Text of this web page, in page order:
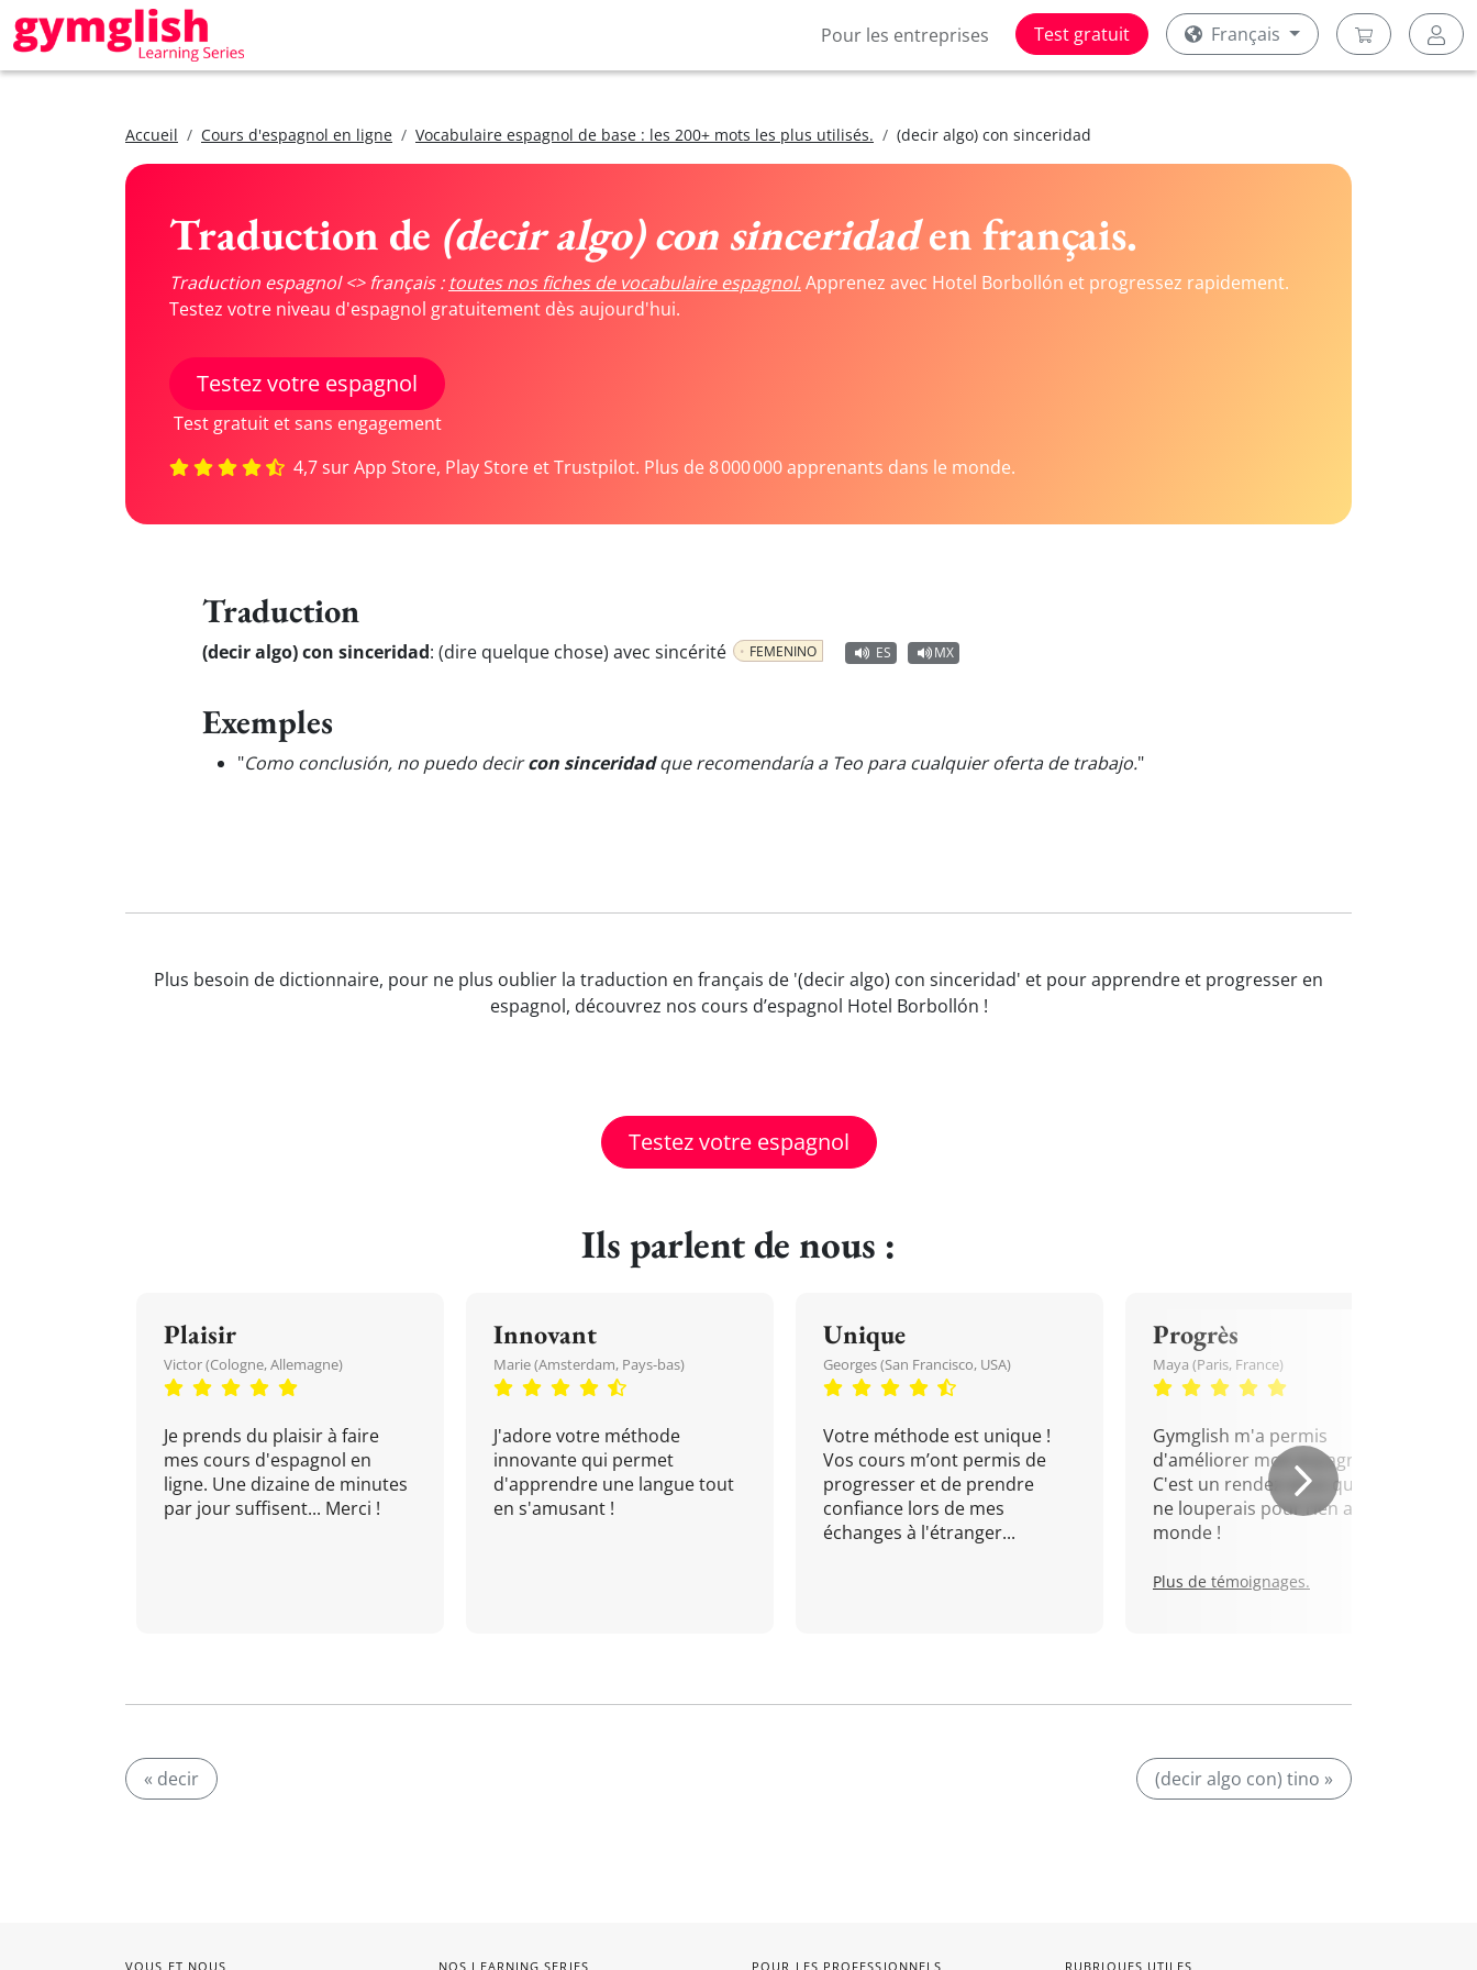
Pour les entreprises Test gratuit Français
Accueil Cours d'espagnol en ligne Vocabulaire espagnol de base : les 200+ mots les plus utilisés. (decir algo) con sinceridad
Traduction de (decir algo) con sinceridaden français.
Traduction espagnol <> français : toutes nos fiches de vocabulaire espagnol.Apprenez avec Hotel Borbollón et progressez rapidement.
Testez votre niveau d'espagnol gratuitement dès aujourd'hui.
Testez votre espagnol
Test gratuit et sans engagement
4,7 sur App Store, Play Store et Trustpilot. Plus de 8 000 000 apprenants dans le monde.
Traduction
(decir algo) con sinceridad: (dire quelque chose) avec sincérité FEMENINO ES MX
Exemples
"Como conclusión, no puedo decircon sinceridadque recomendaría a Teo para cualquier oferta de trabajo."
Plus besoin de dictionnaire, pour ne plus oublier la traduction en français de '(decir algo) con sinceridad' et pour apprendre et progresser en
espagnol, découvrez nos cours d’espagnol Hotel Borbollón !
Testez votre espagnol
Ils parlent de nous :
Plaisir
Victor (Cologne, Allemagne)
Je prends du plaisir à faire
mes cours d'espagnol en
ligne. Une dizaine de minutes
par jour suffisent... Merci !
Innovant
Marie (Amsterdam, Pays-bas)
J'adore votre méthode
innovante qui permet
d'apprendre une langue tout
en s'amusant !
Unique
Georges (San Francisco, USA)
Votre méthode est unique !
Vos cours m’ont permis de
progresser et de prendre
confiance lors de mes
échanges à l'étranger...
Progrès
Maya (Paris, France)
Gymglish m'a permis
d'améliorer mon espagnol.
C'est un rendez-vous que je
ne louperais pour rien au
monde !
Plus de témoignages.
« decir (decir algo con) tino »
VOUS ET NOUS NOS LEARNING SERIES POUR LES PROFESSIONNELS RUBRIQUES UTILES